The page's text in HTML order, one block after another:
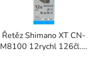
Řetěz Shimano XT CN-
M8100 12rychl 126čl. s